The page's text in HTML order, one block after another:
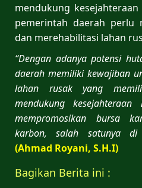
mendukung
pemerintah daerah perlu
dan merehabilitasi lahan
“Dengan adanya potensi
daerah memiliki kewajiban
lahan rusak yang
mendukung
mempromosikan bursa
karbon, salah satunya di
(Ahmad Royani, S.H.I)
Bagikan Berita ini :